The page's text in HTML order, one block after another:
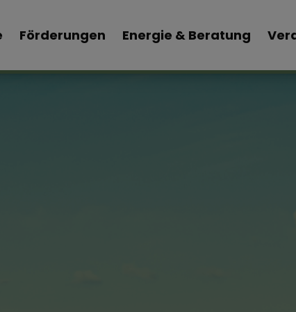
Förderungen Energie & Beratung